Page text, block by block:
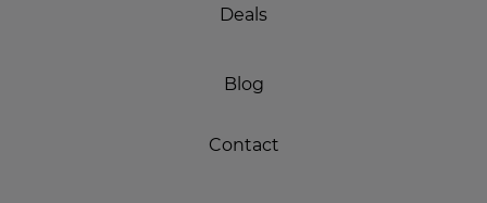
Deals
Blog
Contact